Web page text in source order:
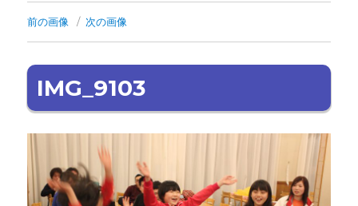
前の画像 次の画像
IMG_9103